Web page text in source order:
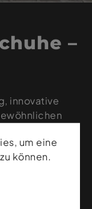
–
innovative
und eine
um eine
können.